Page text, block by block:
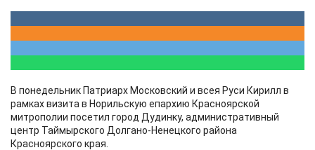
В понедельник Патриарх Московский и всея Руси Кирилл в
рамках визита в Норильскую епархию Красноярской
митрополии посетил город Дудинку, административный
центр Таймырского Долгано-Ненецкого района
Красноярского края.